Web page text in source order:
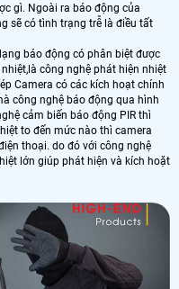
gì. Ngoài ra báo động của
sẽ có tình trạng trễ là điều tất
báo động có phân biệt được
công nghệ phát hiện nhiệt
Camera có các kích hoạt chính
công nghệ báo động qua hình
cảm biến báo động PIR thì
to đến mức nào thì camera
thoại. do đó với công nghệ
lớn giúp phát hiện và kích hoặt